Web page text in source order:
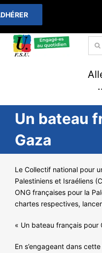
Passer
au
contenu
À LA UNE
THÉMATIQUES
LA VIE
COMMUNIQUÉS
NOS ACTIONS
Un bateau
Gaza
Le Collectif national pour
Palestiniens et Israéliens
ONG françaises pour la
chartes respectives,
« Un bateau français pour
En s’engageant dans